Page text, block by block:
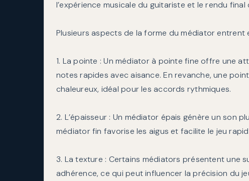
l’expérience musicale du guitariste et le rendu
Plusieurs aspects de la forme du médiator entrent
1. La pointe : Un médiator à pointe fine offre une
notes rapides avec aisance. En revanche, une
chaleureux, idéal pour les accords rythmiques.
2. L’épaisseur : Un médiator épais génère un son
médiator fin favorise les aigus et facilite le jeu
3. La texture : Certains médiators présentent une
adhérence, ce qui peut influencer la précision du